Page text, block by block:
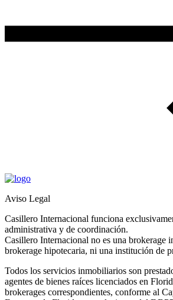
Aviso Legal
Casillero Internacional funciona
administrativa y de coordinación.
Casillero Internacional no es una brokerage
brokerage hipotecaria, ni una institución de
Todos los servicios inmobiliarios son
agentes de bienes raíces licenciados en
brokerages correspondientes, conforme al